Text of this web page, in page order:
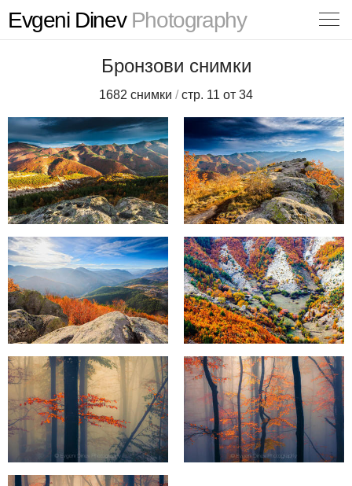
Evgeni DinevPhotography
Бронзови снимки
1682 снимки /стр. 11 от 34